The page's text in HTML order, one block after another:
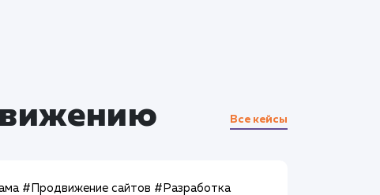
Все кейсы
#Продвижение сайтов #Разработка